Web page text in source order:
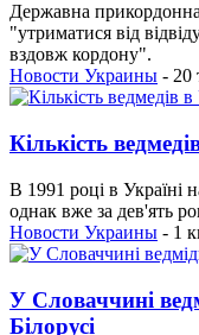
Державна
"утриматися від
вздовж кордону".
Новости Украины - 20
Кількість
В 1991 році в Україні
однак вже за дев'ять
Новости Украины - 1
У Словаччині
Білорусі